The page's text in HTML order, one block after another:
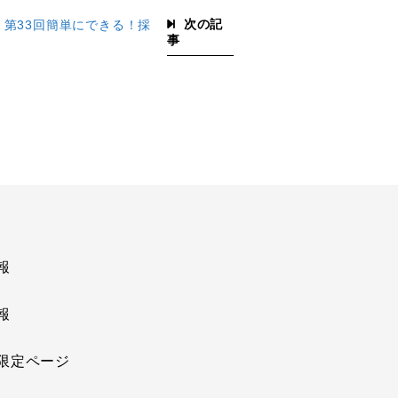
次の記
事
33回簡単にできる！採
定ページ